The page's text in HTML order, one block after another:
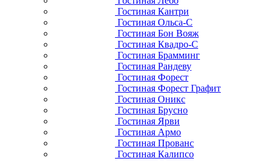
Гостиная Кантри
Гостиная Ольса-С
Гостиная Бон Вояж
Гостиная Квадро-С
Гостиная Брамминг
Гостиная Рандеву
Гостиная Форест
Гостиная Форест Графит
Гостиная Оникс
Гостиная Брусно
Гостиная Ярви
Гостиная Армо
Гостиная Прованс
Гостиная Калипсо